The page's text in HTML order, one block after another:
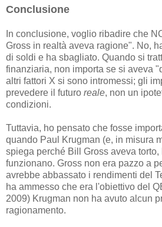
Conclusione
In conclusione, voglio ribadire che
Gross in realtà aveva ragione". No,
di soldi e ha sbagliato. Quando si
finanziaria, non importa se si aveva
altri fattori X si sono intromessi; gli
prevedere il futuro reale, non un
condizioni.
Tuttavia, ho pensato che fosse
quando Paul Krugman (e, in misura
spiega perché Bill Gross aveva
funzionano. Gross non era pazzo a
avrebbe abbassato i rendimenti del
ha ammesso che era l'obiettivo del
2009) Krugman non ha avuto alcun
ragionamento.